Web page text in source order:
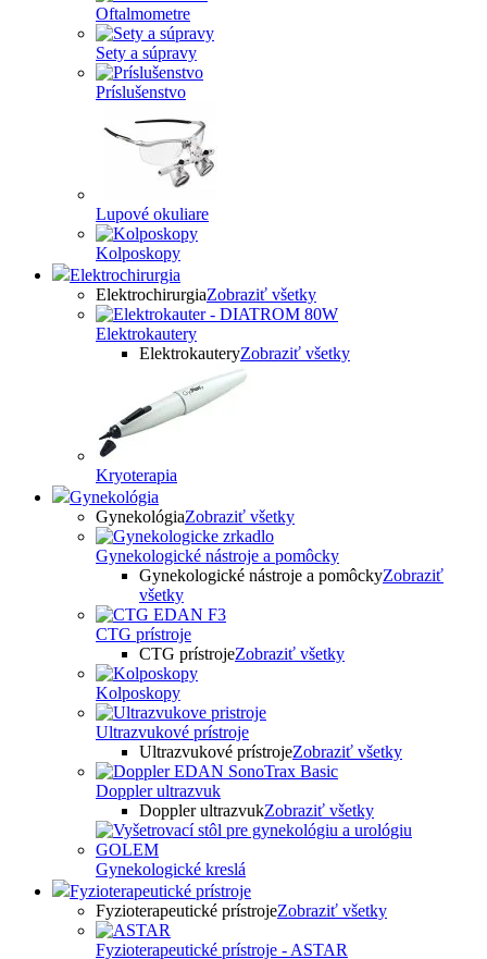
Oftalmometre
Sety a súpravy
Príslušenstvo
Lupové okuliare
Kolposkopy
Elektrochirurgia
ElektrochirurgiaZobraziť všetky
Elektrokautery
ElektrokauteryZobraziť všetky
Kryoterapia
Gynekológia
GynekológiaZobraziť všetky
Gynekologické nástroje a pomôcky
Gynekologické nástroje a pomôckyZobraziť
všetky
CTG prístroje
CTG prístrojeZobraziť všetky
Kolposkopy
Ultrazvukové prístroje
Ultrazvukové prístrojeZobraziť všetky
Doppler ultrazvuk
Doppler ultrazvukZobraziť všetky
Gynekologické kreslá
Fyzioterapeutické prístroje
Fyzioterapeutické prístrojeZobraziť všetky
Fyzioterapeutické prístroje - ASTAR